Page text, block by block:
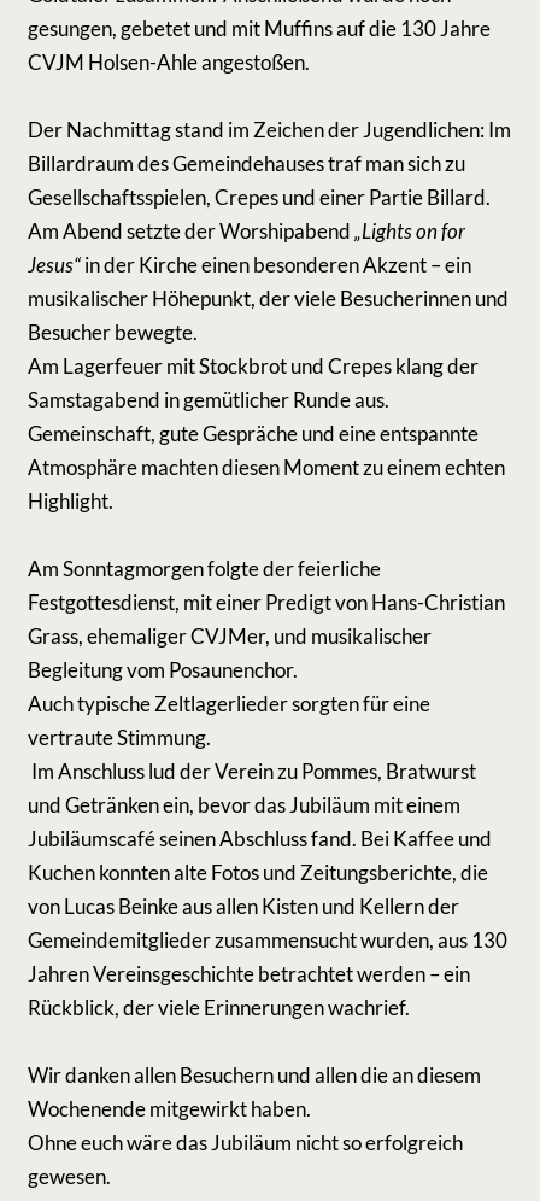
gesungen, gebetet und mit Muffins auf die 130 Jahre
CVJM Holsen-Ahle angestoßen.
Der Nachmittag stand im Zeichen der Jugendlichen: Im
Billardraum des Gemeindehauses traf man sich zu
Gesellschaftsspielen, Crepes und einer Partie Billard.
Am Abend setzte der Worshipabend„Lights on for
Jesus“in der Kirche einen besonderen Akzent – ein
musikalischer Höhepunkt, der viele Besucherinnen und
Besucher bewegte.
Am Lagerfeuer mit Stockbrot und Crepes klang der
Samstagabend in gemütlicher Runde aus.
Gemeinschaft, gute Gespräche und eine entspannte
Atmosphäre machten diesen Moment zu einem echten
Highlight.
Am Sonntagmorgen folgte der feierliche
Festgottesdienst, mit einer Predigt von Hans-Christian
Grass, ehemaliger CVJMer, und musikalischer
Begleitung vom Posaunenchor.
Auch typische Zeltlagerlieder sorgten für eine
vertraute Stimmung.
Im Anschluss lud der Verein zu Pommes, Bratwurst
und Getränken ein, bevor das Jubiläum mit einem
Jubiläumscafé seinen Abschluss fand. Bei Kaffee und
Kuchen konnten alte Fotos und Zeitungsberichte, die
von Lucas Beinke aus allen Kisten und Kellern der
Gemeindemitglieder zusammensucht wurden, aus 130
Jahren Vereinsgeschichte betrachtet werden – ein
Rückblick, der viele Erinnerungen wachrief.
Wir danken allen Besuchern und allen die an diesem
Wochenende mitgewirkt haben.
Ohne euch wäre das Jubiläum nicht so erfolgreich
gewesen.